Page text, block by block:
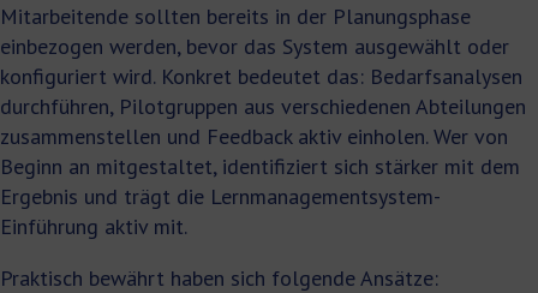
Mitarbeitende sollten bereits in der Planungsphase
einbezogen werden, bevor das System ausgewählt oder
konfiguriert wird. Konkret bedeutet das: Bedarfsanalysen
durchführen, Pilotgruppen aus verschiedenen Abteilungen
zusammenstellen und Feedback aktiv einholen. Wer von
Beginn an mitgestaltet, identifiziert sich stärker mit dem
Ergebnis und trägt die Lernmanagementsystem-
Einführung aktiv mit.
Praktisch bewährt haben sich folgende Ansätze: